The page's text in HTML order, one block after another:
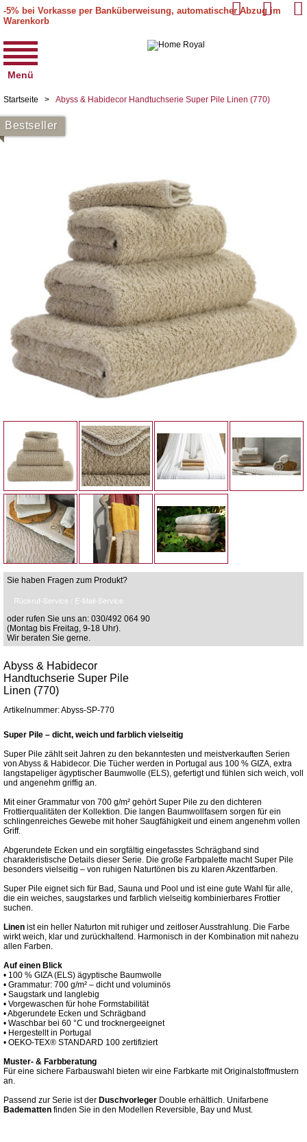
-5% bei Vorkasse per Banküberweisung, automatischer Abzug im
Warenkorb
Menü
Startseite > Abyss & Habidecor Handtuchserie Super Pile Linen (770)
Bestseller
Sie haben Fragen zum Produkt?
Rückruf-Service / E-Mail-Service
oder rufen Sie uns an: 030/492 064 90
(Montag bis Freitag, 9-18 Uhr).
Wir beraten Sie gerne.
Abyss & Habidecor
Handtuchserie Super Pile
Linen (770)
Artikelnummer: Abyss-SP-770
Super Pile – dicht, weich und farblich vielseitig
Super Pile zählt seit Jahren zu den bekanntesten und meistverkauften Serien
von Abyss & Habidecor. Die Tücher werden in Portugal aus 100 % GIZA, extra
langstapeliger ägyptischer Baumwolle (ELS), gefertigt und fühlen sich weich, voll
und angenehm griffig an.
Mit einer Grammatur von 700 g/m² gehört Super Pile zu den dichteren
Frottierqualitäten der Kollektion. Die langen Baumwollfasern sorgen für ein
schlingenreiches Gewebe mit hoher Saugfähigkeit und einem angenehm vollen
Griff.
Abgerundete Ecken und ein sorgfältig eingefasstes Schrägband sind
charakteristische Details dieser Serie. Die große Farbpalette macht Super Pile
besonders vielseitig – von ruhigen Naturtönen bis zu klaren Akzentfarben.
Super Pile eignet sich für Bad, Sauna und Pool und ist eine gute Wahl für alle,
die ein weiches, saugstarkes und farblich vielseitig kombinierbares Frottier
suchen.
Linen ist ein heller Naturton mit ruhiger und zeitloser Ausstrahlung. Die Farbe
wirkt weich, klar und zurückhaltend. Harmonisch in der Kombination mit nahezu
allen Farben.
Auf einen Blick
• 100 % GIZA (ELS) ägyptische Baumwolle
• Grammatur: 700 g/m² – dicht und voluminös
• Saugstark und langlebig
• Vorgewaschen für hohe Formstabilität
• Abgerundete Ecken und Schrägband
• Waschbar bei 60 °C und trocknergeeignet
• Hergestellt in Portugal
• OEKO-TEX® STANDARD 100 zertifiziert
Muster- & Farbberatung
Für eine sichere Farbauswahl bieten wir eine Farbkarte mit Originalstoffmustern
an.
Passend zur Serie ist der Duschvorleger Double erhältlich. Unifarbene
Badematten finden Sie in den Modellen Reversible, Bay und Must.